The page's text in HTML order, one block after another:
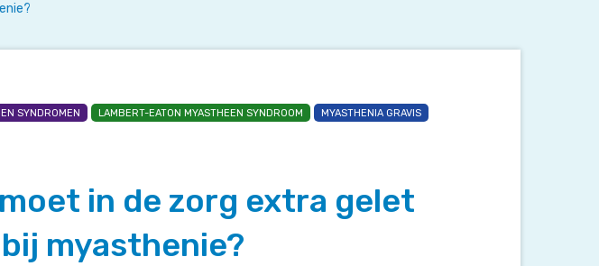
SYNDROMEN LAMBERT-EATON MYASTHEEN SYNDROOM MYASTHENIA GRAVIS
in de zorg extra gelet
myasthenie?